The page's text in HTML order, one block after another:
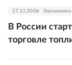
17.11.2006 Экономика
В России
торговле